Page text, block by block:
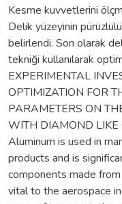
Kesme kuvvetlerini
Delik yüzeyinin
belirlendi. Son olarak
tekniği kullanılarak
EXPERIMENTAL
OPTIMIZATION FOR
PARAMETERS ON
WITH DIAMOND LIKE
Aluminum is used in
products and is
components made
vital to the aerospace